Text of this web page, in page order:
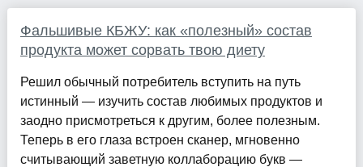
Фальшивые КБЖУ: как «полезный» состав
продукта может сорвать твою диету
Решил обычный потребитель вступить на путь
истинный — изучить состав любимых продуктов и
заодно присмотреться к другим, более полезным.
Теперь в его глаза встроен сканер, мгновенно
считывающий заветную коллаборацию букв —